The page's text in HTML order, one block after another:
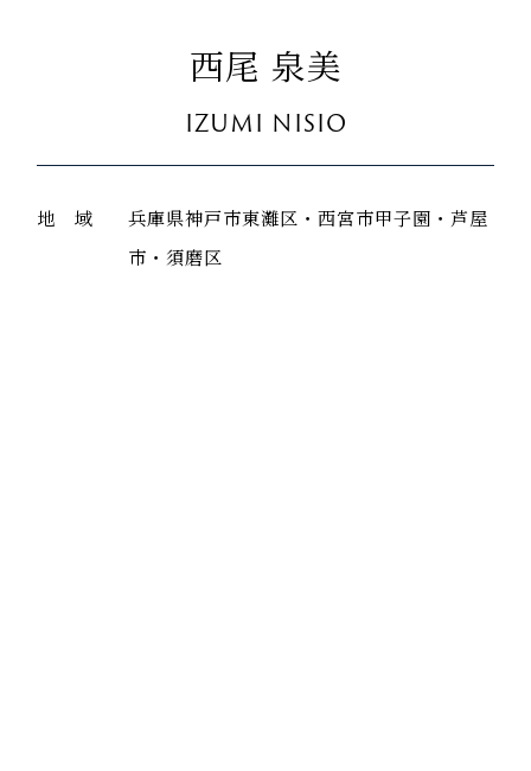
西尾 泉美
IZUMI NISIO
地 域
兵庫県神戸市東灘区・西宮市甲子園・芦屋
市・須磨区